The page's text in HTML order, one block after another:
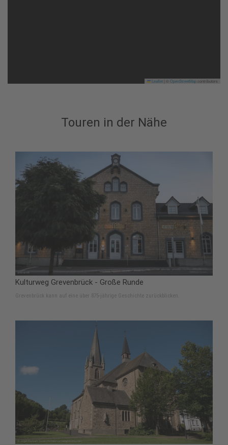
Leaflet OpenStreetMapcontributors
Touren in der Nähe
Kulturweg Grevenbrück - Große Runde
Grevenbrück kann auf eine über 875-jährige Geschichte zurückblicken.